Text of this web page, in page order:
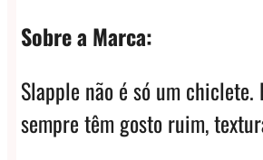
Sobre a Marca:
Slapple não é só um
sempre têm gosto ruim,